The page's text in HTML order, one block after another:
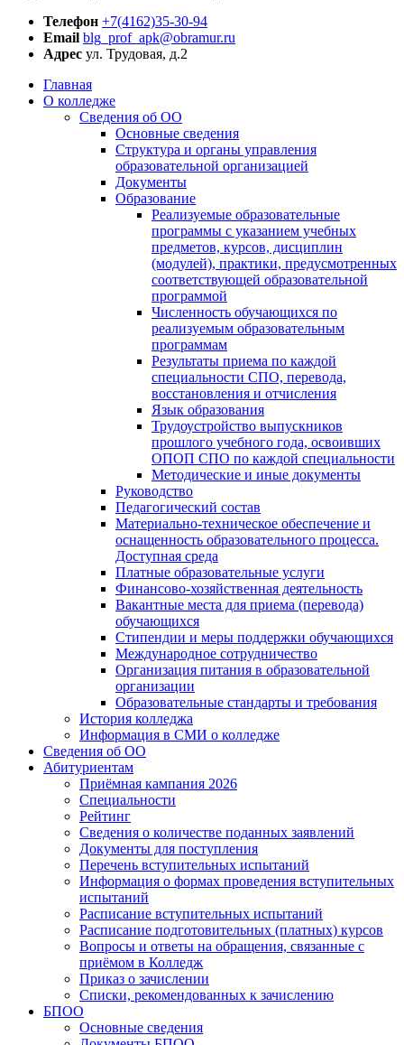
Телефон +7(4162)35-30-94
Email blg_prof_apk@obramur.ru
Адрес ул. Трудовая, д.2
Главная
О колледже
Сведения об ОО
Основные сведения
Структура и органы управления
образовательной организацией
Документы
Образование
Реализуемые образовательные
программы с указанием учебных
предметов, курсов, дисциплин
(модулей), практики, предусмотренных
соответствующей образовательной
программой
Численность обучающихся по
реализуемым образовательным
программам
Результаты приема по каждой
специальности СПО, перевода,
восстановления и отчисления
Язык образования
Трудоустройство выпускников
прошлого учебного года, освоивших
ОПОП СПО по каждой специальности
Методические и иные документы
Руководство
Педагогический состав
Материально-техническое обеспечение и
оснащенность образовательного процесса.
Доступная среда
Платные образовательные услуги
Финансово-хозяйственная деятельность
Вакантные места для приема (перевода)
обучающихся
Стипендии и меры поддержки обучающихся
Международное сотрудничество
Организация питания в образовательной
организации
Образовательные стандарты и требования
История колледжа
Информация в СМИ о колледже
Сведения об ОО
Абитуриентам
Приёмная кампания 2026
Специальности
Рейтинг
Сведения о количестве поданных заявлений
Документы для поступления
Перечень вступительных испытаний
Информация о формах проведения вступительных
испытаний
Расписание вступительных испытаний
Расписание подготовительных (платных) курсов
Вопросы и ответы на обращения, связанные с
приёмом в Колледж
Приказ о зачислении
Списки, рекомендованных к зачислению
БПОО
Основные сведения